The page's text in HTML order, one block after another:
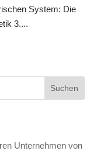
System: Die
3....
Unternehmen von